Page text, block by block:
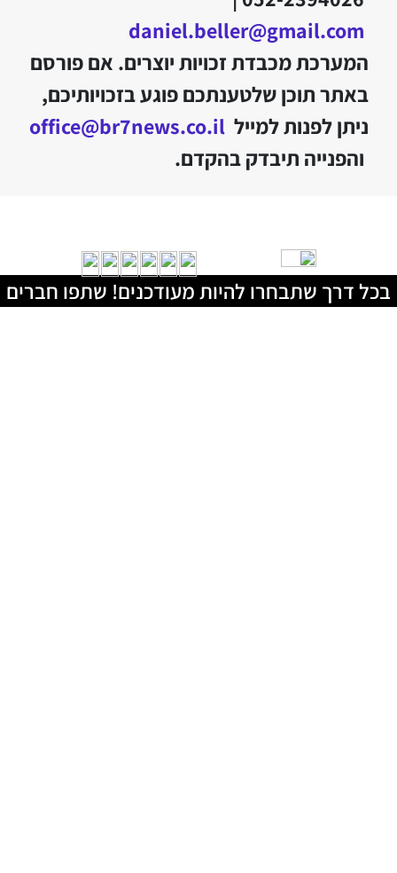
daniel.beller@gmail.com
המערכת מכבדת זכויות יוצרים. אם פורסם
באתר תוכן שלטענתכם פוגע בזכויותיכם,
ניתן לפנות למייל office@br7news.co.il
והפנייה תיבדק בהקדם.
בכל דרך שתבחרו להיות מעודכנים! שתפו חברים